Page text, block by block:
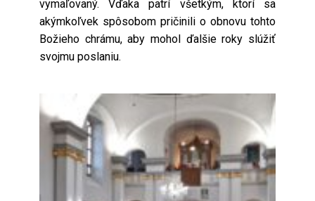
vymaľovaný. Vďaka patrí všetkým, ktorí sa
akýmkoľvek spôsobom pričinili o obnovu tohto
Božieho chrámu, aby mohol ďalšie roky slúžiť
svojmu poslaniu.